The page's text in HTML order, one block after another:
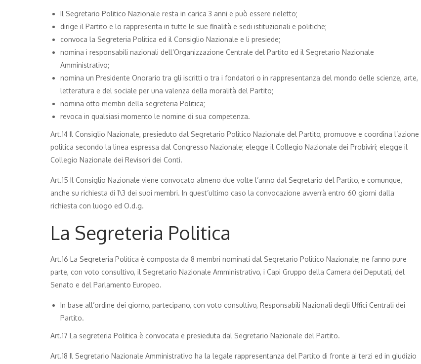
Il Segretario Politico Nazionale resta in carica 3 anni e può essere rieletto;
dirige il Partito e lo rappresenta in tutte le sue finalità e sedi istituzionali e politiche;
convoca la Segreteria Politica ed il Consiglio Nazionale e li presiede;
nomina i responsabili nazionali dell’Organizzazione Centrale del Partito ed il Segretario Nazionale
Amministrativo;
nomina un Presidente Onorario tra gli iscritti o tra i fondatori o in rappresentanza del mondo delle scienze, arte,
letteratura e del sociale per una valenza della moralità del Partito;
nomina otto membri della segreteria Politica;
revoca in qualsiasi momento le nomine di sua competenza.
Art.14 Il Consiglio Nazionale, presieduto dal Segretario Politico Nazionale del Partito, promuove e coordina l’azione
politica secondo la linea espressa dal Congresso Nazionale; elegge il Collegio Nazionale dei Probiviri; elegge il
Collegio Nazionale dei Revisori dei Conti.
Art.15 Il Consiglio Nazionale viene convocato almeno due volte l’anno dal Segretario del Partito, e comunque,
anche su richiesta di 1\3 dei suoi membri. In quest’ultimo caso la convocazione avverrà entro 60 giorni dalla
richiesta con luogo ed O.d.g.
La Segreteria Politica
Art.16 La Segreteria Politica è composta da 8 membri nominati dal Segretario Politico Nazionale; ne fanno pure
parte, con voto consultivo, il Segretario Nazionale Amministrativo, i Capi Gruppo della Camera dei Deputati, del
Senato e del Parlamento Europeo.
In base all’ordine dei giorno, partecipano, con voto consultivo, Responsabili Nazionali degli Uffici Centrali dei
Partito.
Art.17 La segreteria Politica è convocata e presieduta dal Segretario Nazionale del Partito.
Art.18 Il Segretario Nazionale Amministrativo ha la legale rappresentanza del Partito di fronte ai terzi ed in giudizio